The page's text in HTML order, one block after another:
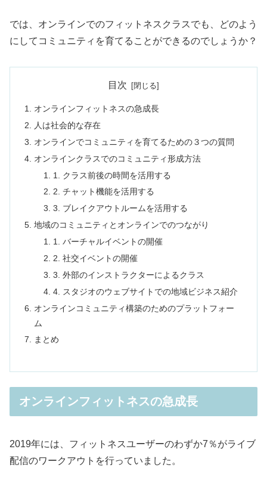
では、オンラインでのフィットネスクラスでも、どのよう
にしてコミュニティを育てることができるのでしょうか？
目次
オンラインフィットネスの急成長
人は社会的な存在
オンラインでコミュニティを育てるための３つの質問
オンラインクラスでのコミュニティ形成方法
1. クラス前後の時間を活用する
2. チャット機能を活用する
3. ブレイクアウトルームを活用する
地域のコミュニティとオンラインでのつながり
1. バーチャルイベントの開催
2. 社交イベントの開催
3. 外部のインストラクターによるクラス
4. スタジオのウェブサイトでの地域ビジネス紹介
オンラインコミュニティ構築のためのプラットフォー
ム
まとめ
オンラインフィットネスの急成長
2019年には、フィットネスユーザーのわずか7％がライブ
配信のワークアウトを行っていました。